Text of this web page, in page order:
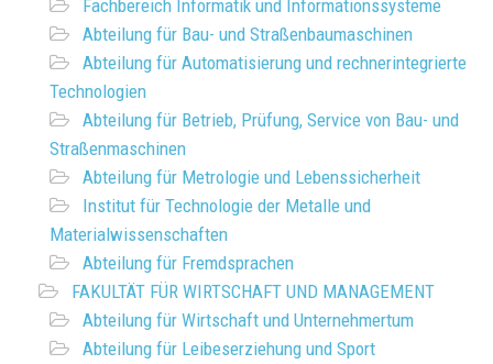
Fachbereich Informatik und Informationssysteme
Abteilung für Bau- und Straßenbaumaschinen
Abteilung für Automatisierung und rechnerintegrierte
Technologien
Abteilung für Betrieb, Prüfung, Service von Bau- und
Straßenmaschinen
Abteilung für Metrologie und Lebenssicherheit
Institut für Technologie der Metalle und
Materialwissenschaften
Abteilung für Fremdsprachen
FAKULTÄT FÜR WIRTSCHAFT UND MANAGEMENT
Abteilung für Wirtschaft und Unternehmertum
Abteilung für Leibeserziehung und Sport